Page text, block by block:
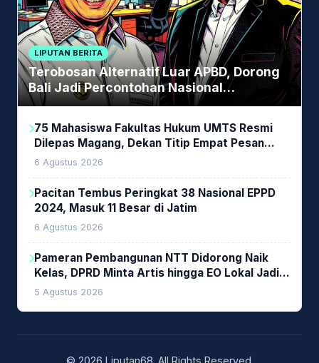
LIPUTAN BERITA
Terobosan Alternatif Luar APBD, Dorong
Bali Jadi Percontohan Nasional
Pembiayaan Daerah
75 Mahasiswa Fakultas Hukum UMTS Resmi
Dilepas Magang, Dekan Titip Empat Pesan
Penting
6 Agustus 2026
Pacitan Tembus Peringkat 38 Nasional EPPD
2024, Masuk 11 Besar di Jatim
6 Agustus 2026
Pameran Pembangunan NTT Didorong Naik
Kelas, DPRD Minta Artis hingga EO Lokal Jadi
Prioritas
5 Agustus 2026
© 2026 Liputan68. All Rights Reserved.